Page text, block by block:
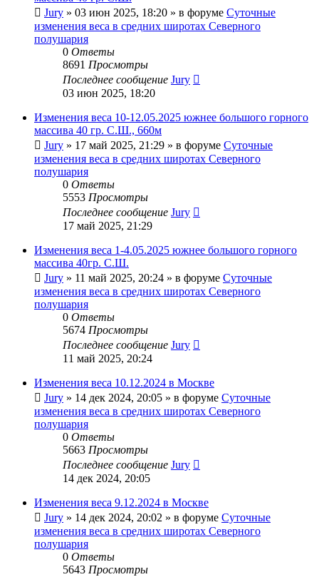
Jury » 03 июн 2025, 18:20 » в форуме Суточные
изменения веса в средних широтах Северного
полушария
0 Ответы
8691 Просмотры
Последнее сообщение Jury
03 июн 2025, 18:20
Изменения веса 10-12.05.2025 южнее большого горного
массива 40 гр. С.Ш., 660м
Jury » 17 май 2025, 21:29 » в форуме Суточные
изменения веса в средних широтах Северного
полушария
0 Ответы
5553 Просмотры
Последнее сообщение Jury
17 май 2025, 21:29
Изменения веса 1-4.05.2025 южнее большого горного
массива 40гр. С.Ш.
Jury » 11 май 2025, 20:24 » в форуме Суточные
изменения веса в средних широтах Северного
полушария
0 Ответы
5674 Просмотры
Последнее сообщение Jury
11 май 2025, 20:24
Изменения веса 10.12.2024 в Москве
Jury » 14 дек 2024, 20:05 » в форуме Суточные
изменения веса в средних широтах Северного
полушария
0 Ответы
5663 Просмотры
Последнее сообщение Jury
14 дек 2024, 20:05
Изменения веса 9.12.2024 в Москве
Jury » 14 дек 2024, 20:02 » в форуме Суточные
изменения веса в средних широтах Северного
полушария
0 Ответы
5643 Просмотры